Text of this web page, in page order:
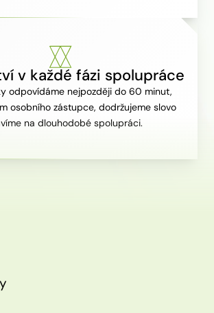
v každé fázi spolupráce
odpovídáme nejpozději do 60 minut,
osobního zástupce, dodržujeme slovo
na dlouhodobé spolupráci.